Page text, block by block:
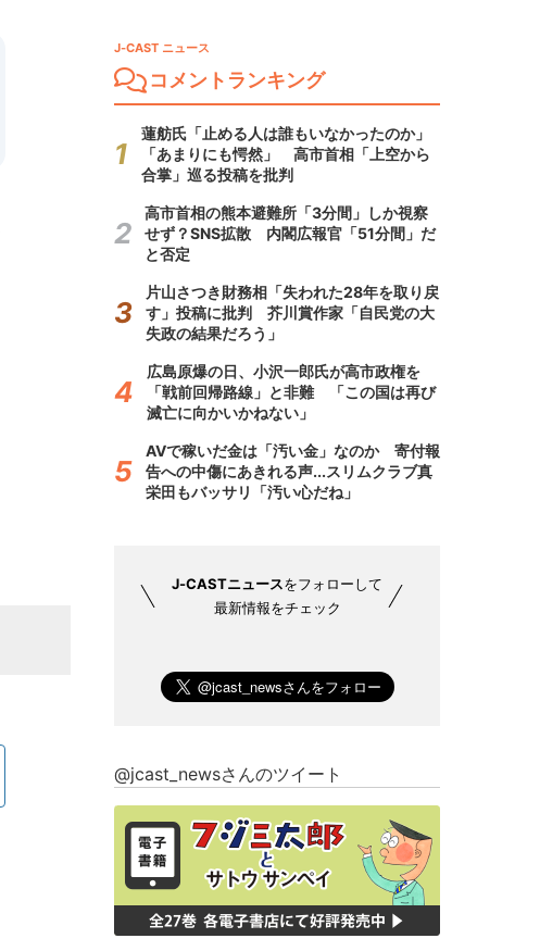
J-CAST ニュース
コメントランキング
蓮舫氏「止める人は誰もいなかったのか」
「あまりにも愕然」 高市首相「上空から
合掌」巡る投稿を批判
高市首相の熊本避難所「3分間」しか視察
せず？SNS拡散 内閣広報官「51分間」だ
と否定
片山さつき財務相「失われた28年を取り戻
す」投稿に批判 芥川賞作家「自民党の大
失政の結果だろう」
広島原爆の日、小沢一郎氏が高市政権を
「戦前回帰路線」と非難 「この国は再び
滅亡に向かいかねない」
AVで稼いだ金は「汚い金」なのか 寄付報
告への中傷にあきれる声...スリムクラブ真
栄田もバッサリ「汚い心だね」
J-CASTニュースをフォローして
最新情報をチェック
@jcast_newsさんのツイート